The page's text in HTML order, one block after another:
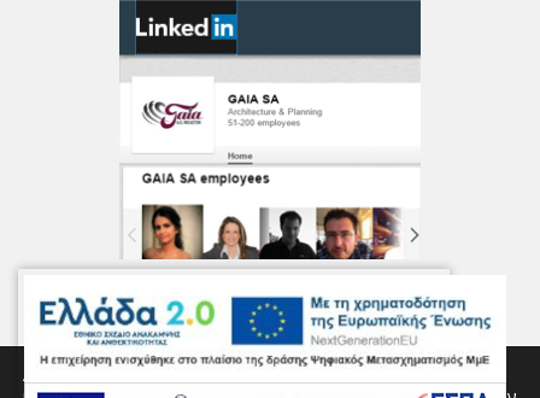
Αυτός ο ιστότοπος χρησιμοποιεί cookies για την παροχή των